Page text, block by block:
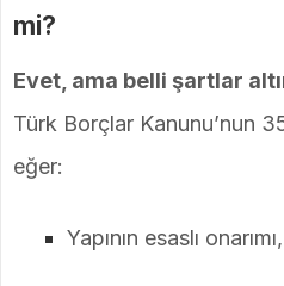
mi?
Evet, ama belli şartlar
Türk Borçlar Kanunu’nun
eğer:
Yapının esaslı onarımı,